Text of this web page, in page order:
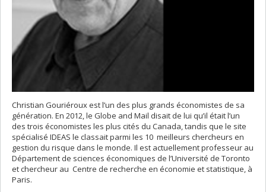
Christian Gouriéroux est l’un des plus grands économistes de sa
génération. En 2012, le Globe and Mail disait de lui qu’il était l’un
des trois économistes les plus cités du Canada, tandis que le site
spécialisé IDEAS le classait parmi les 10 meilleurs chercheurs en
gestion du risque dans le monde. Il est actuellement professeur au
Département de sciences économiques de l’Université de Toronto
et chercheur au Centre de recherche en économie et statistique, à
Paris.